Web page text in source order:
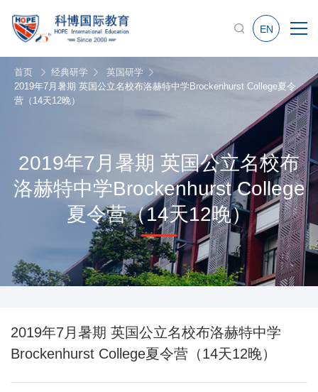
EN
首页 经典研学
英国研学
2019年7月暑期 英国公立名校布洛赫特中学Brockenhurst College夏令
营（14天12晚）
2019年7月暑期 英国公立名校布
洛赫特中学Brockenhurst College
夏令营（14天12晚）
2019年7月暑期 英国公立名校布洛赫特中学
Brockenhurst College夏令营（14天12晚）